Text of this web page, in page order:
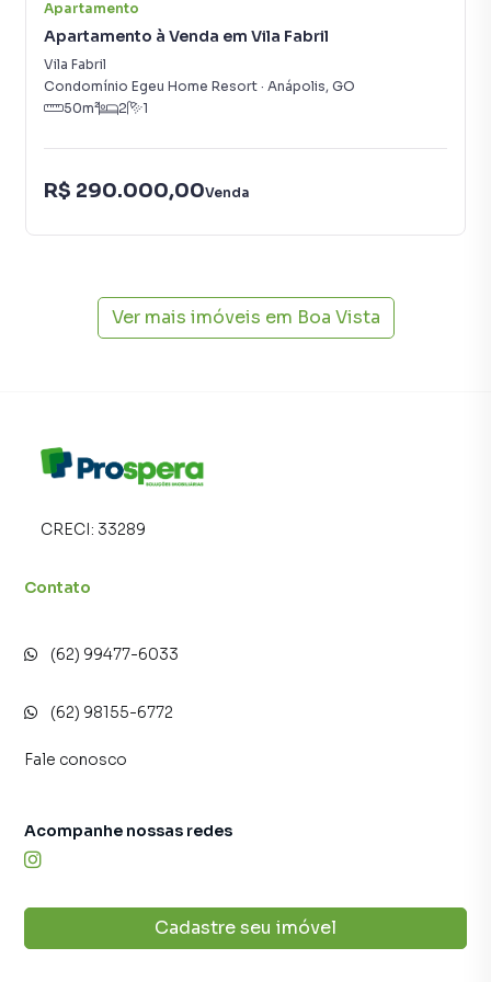
porque temos uma equipe de marketing digital focada em
produzir campanhas específicas para Anápolis, o que
aumenta muito o número de contatos interessados e
tendo como consequência uma maior chance de vender ou
alugar seu imóvel mais rápido. Contamos também com um
proprietários e inquilinos.
Apartamento
Apartamento à Venda em Vila Fabril
Vila Fabril
Condomínio Egeu Home Resort · Anápolis, GO
50m² 2 1
R$ 290.000,00Venda
Ver mais imóveis em Boa Vista
CRECI: 33289
Contato
(62) 99477-6033
(62) 98155-6772
Fale conosco
Cadastre seu imóvel
Acompanhe nossas redes